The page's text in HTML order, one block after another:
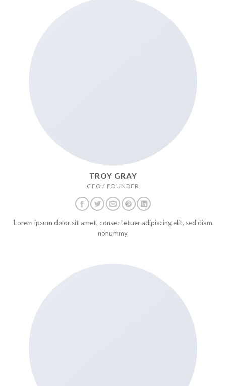
TROY GRAY
CEO / FOUNDER
Lorem ipsum dolor sit amet, consectetuer adipiscing elit, sed diam
nonummy.